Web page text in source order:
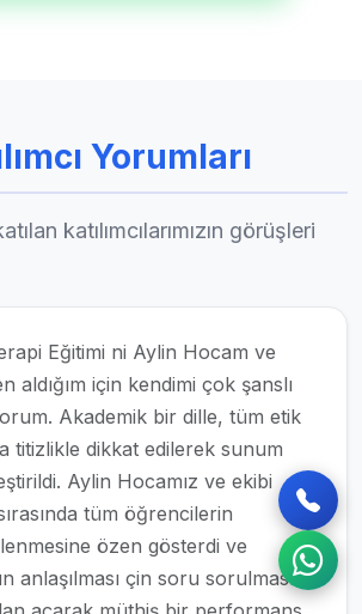
Yorumları
katılımcılarımızın görüşleri
Eğitimi ni Aylin Hocam ve
aldığım için kendimi çok şanslı
Akademik bir dille, tüm etik
titizlikle dikkat edilerek sunum
Aylin Hocamız ve ekibi
tüm öğrencilerin
özen gösterdi ve
anlaşılması çin soru sorulmasına